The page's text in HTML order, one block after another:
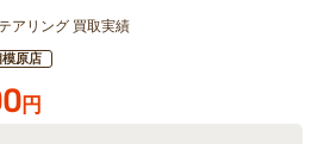
アリング 買取実績
模原店
円